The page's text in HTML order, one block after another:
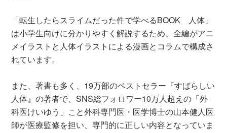
「転生したらスライムだった件で学べるBOOK 人体」
は小学生向けに分かりやすく解説するため、全編がアニ
メイラストと人体イラストによる漫画とコラムで構成さ
れています。
また、著書も多く、19万部のベストセラー『すばらしい
人体』の著者で、SNS総フォロワー10万人超えの「外
科医けいゆう」こと外科専門医・医学博士の山本健人医
師が医療監修を担い、専門的に正しい内容となっていま